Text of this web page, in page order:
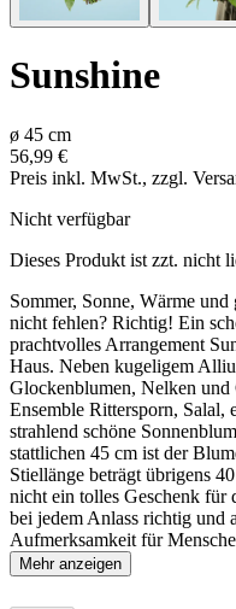
Sunshine
ø 45 cm
56,99 €
Preis inkl. MwSt., zzgl.
Nicht verfügbar
Dieses Produkt ist zzt. nicht
Sommer, Sonne, Wärme
nicht fehlen? Richtig! Ein
prachtvolles Arrangement
Haus. Neben kugeligem
Glockenblumen, Nelken und
Ensemble Rittersporn, Salal,
strahlend schöne
stattlichen 45 cm ist der
Stiellänge beträgt übrigens
nicht ein tolles Geschenk für
bei jedem Anlass richtig und
Aufmerksamkeit für
Mehr anzeigen